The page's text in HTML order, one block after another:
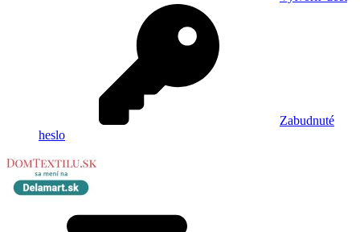
Zabudnuté
heslo